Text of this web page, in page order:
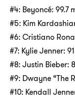
#4: Beyoncé: 99.7
#5: Kim
#6: Cristiano
#7: Kylie Jenner:
#8: Justin Bieber:
#9: Dwayne “The
#10: Kendall